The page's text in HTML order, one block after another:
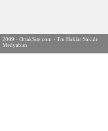
2009 - OrtakSite.com - Tm Haklar Sakldr
Medyabim